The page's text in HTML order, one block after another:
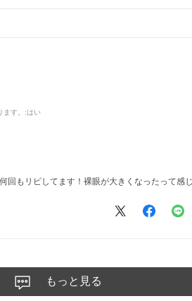
す。 :はい
もリピしてます！裸眼が大きくなったって感
もっと見る